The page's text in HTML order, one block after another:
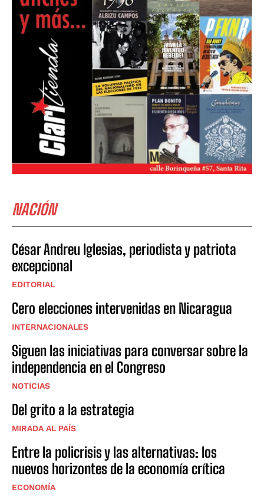
NACIÓN
César Andreu Iglesias, periodista y patriota
excepcional
EDITORIAL
Cero elecciones intervenidas en Nicaragua
INTERNACIONALES
Siguen las iniciativas para conversar sobre la
independencia en el Congreso
NOTICIAS
Del grito a la estrategia
MIRADA AL PAÍS
Entre la policrisis y las alternativas: los
nuevos horizontes de la economía crítica
ECONOMÍA